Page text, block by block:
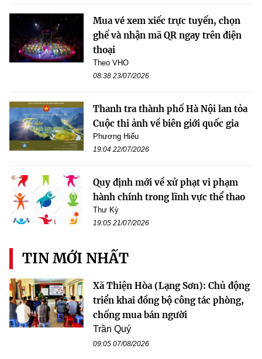
Mua vé xem xiếc trực tuyến, chọn
ghế và nhận mã QR ngay trên điện
thoại
Theo VHO
08:38 23/07/2026
Thanh tra thành phố Hà Nội lan tỏa
Cuộc thi ảnh về biên giới quốc gia
Phương Hiếu
19:04 22/07/2026
Quy định mới về xử phạt vi phạm
hành chính trong lĩnh vực thể thao
Thư Kỳ
19:05 21/07/2026
TIN MỚI NHẤT
Xã Thiện Hòa (Lạng Sơn): Chủ động
triển khai đồng bộ công tác phòng,
chống mua bán người
Trần Quý
09:05 07/08/2026